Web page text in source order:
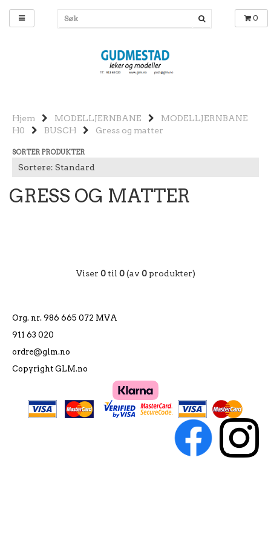
0
Hjem MODELLJERNBANE
MODELLJERNBANE
H0
BUSCH Gress og matter
SORTER PRODUKTER
GRESS OG MATTER
Viser 0til 0(av 0produkter)
Org. nr. 986 665 072 MVA
911 63 020
ordre@glm.no
Copyright GLM.no